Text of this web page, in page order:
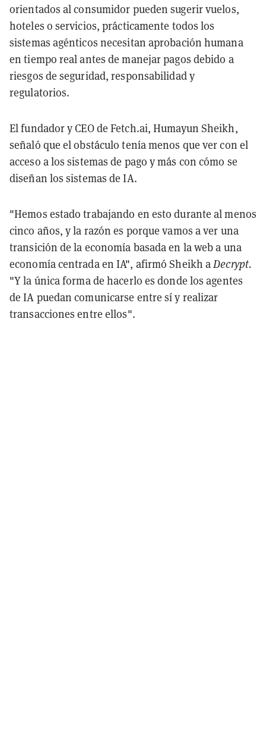
orientados al consumidor pueden sugerir vuelos,
hoteles o servicios, prácticamente todos los
sistemas agénticos necesitan aprobación humana
en tiempo real antes de manejar pagos debido a
riesgos de seguridad, responsabilidad y
regulatorios.
El fundador y CEO de Fetch.ai, Humayun Sheikh,
señaló que el obstáculo tenía menos que ver con el
acceso a los sistemas de pago y más con cómo se
diseñan los sistemas de IA.
"Hemos estado trabajando en esto durante al menos
cinco años, y la razón es porque vamos a ver una
transición de la economía basada en la web a una
economía centrada en IA", afirmó Sheikh aDecrypt.
"Y la única forma de hacerlo es donde los agentes
de IA puedan comunicarse entre sí y realizar
transacciones entre ellos".